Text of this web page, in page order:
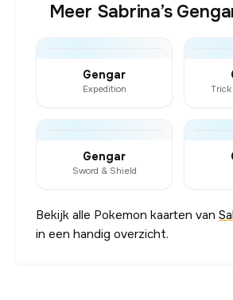
Meer Sabrina’s
Gengar
Expedition
Gengar
Sword & Shield
Bekijk alle Pokemon kaarten van
in een handig overzicht.